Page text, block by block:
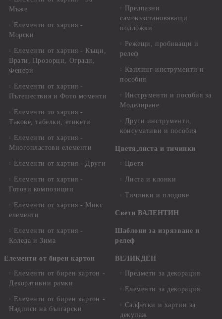
Мъже
Елементи от хартия -
Морски
Елементи от хартия - Къщи,
Врати, Прозорци, Огради,
Фенери
Елементи от хартия -
Пътешествия и Фото моменти
Елементи то хартия -
Такове, табелки, етикети
Елементи от хартия -
Многопластови елементи
Елементи от хартия - Други
Елементи от хартия -
Готови композиции
Елементи от хартия - Микс
елементи
Елементи от хартия -
Коледа и Зима
Елементи от бирен картон
Елементи от бирен картон -
Декоративни рамки
Елементи от бирен картон -
Надписи на български
Предпазни
самовъзстановяващи
подложки
Режещи, пробиващи и
релеф
Квилинг инструменти и
пособия
Инструменти и пособия за
Моделиране
Други инструменти,
консумативи и пособия
Цветя,листа и тичинки
Цветя
Листа и клонки
Тичинки и плодове
Свети ВАЛЕНТИН
Шаблони за изрязване и
релеф
ВЕЛИКДЕН
Предмети за декорация
Елементи за декорация
Салфетки и хартии за
декупаж